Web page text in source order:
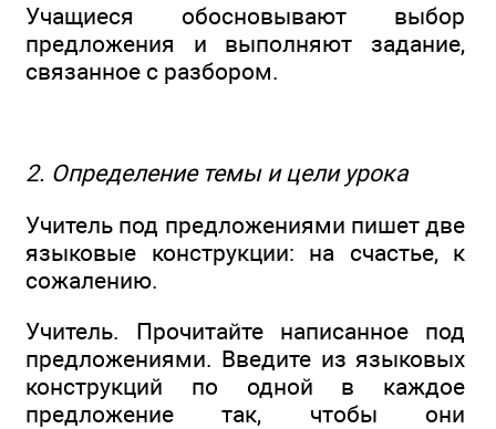
Учащиеся обосновывают выбор
предложения и выполняют задание,
связанное с разбором.
2. Определение темы и цели урока
Учитель под предложениями пишет две
языковые конструкции: на счастье, к
сожалению.
Учитель. Прочитайте написанное под
предложениями. Введите из языковых
конструкций по одной в каждое
предложение так, чтобы они